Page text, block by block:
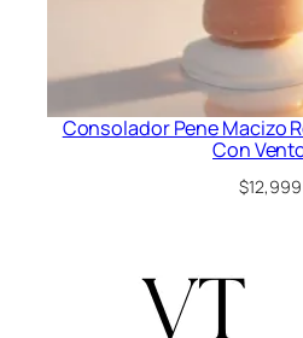
Consolador Pene Macizo
Con
$12,999